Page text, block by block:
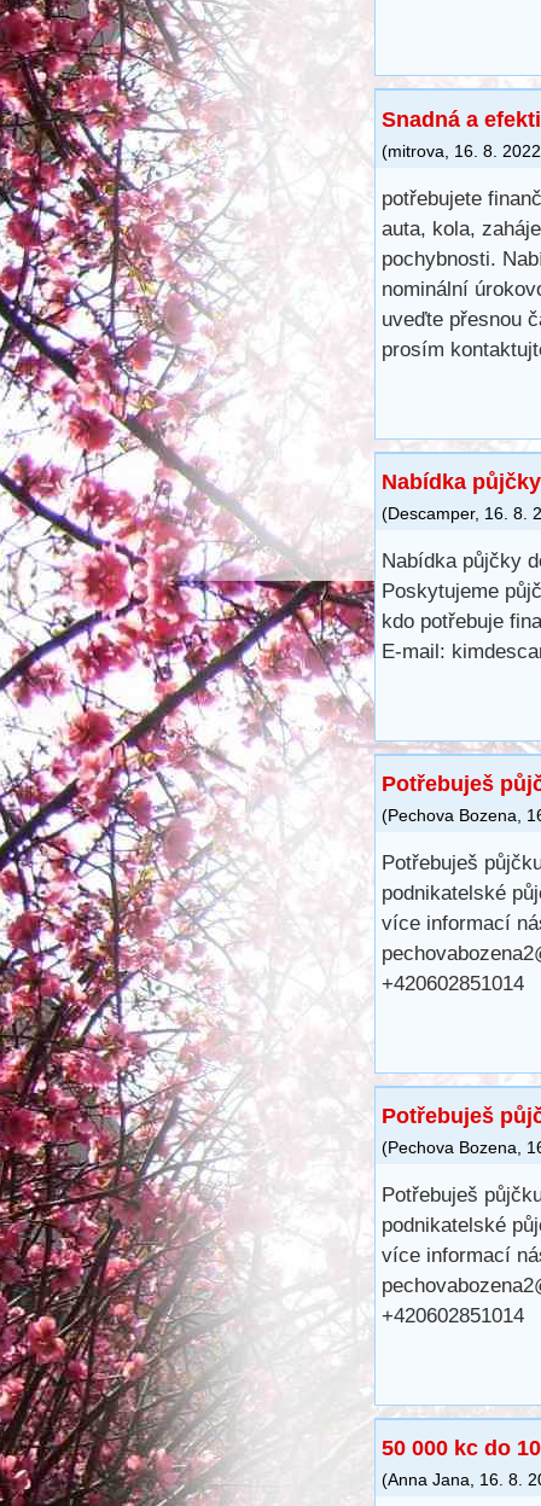
Snadná a
(mitrova 16. 8. 2022
potřebujete
auta, kola,
pochybnosti.
nominální
uveďte přesnou
prosím
Nabídka
(Descamper, 16. 8.
Nabídka půjčky
Poskytujeme
kdo potřebuje
E-mail:
Potřebuješ
(Pechova Bozena
Potřebuješ
podnikatelské
více informací
+420602851014
Potřebuješ
(Pechova Bozena
Potřebuješ
podnikatelské
více informací
+420602851014
50 000 kc do
(Anna Jana 16. 8.